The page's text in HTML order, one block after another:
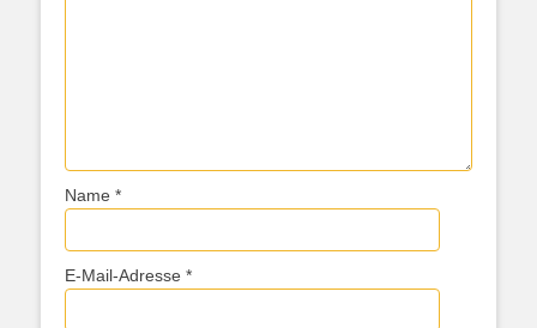
Name *
E-Mail-Adresse *